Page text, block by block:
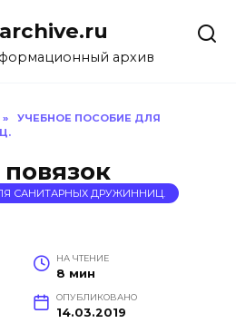
архив
»
УЧЕБНОЕ ПОСОБИЕ ДЛЯ
САНИТАРНЫХ ДРУЖИННИЦ.
НА ЧТЕНИЕ
8 мин
ОПУБЛИКОВАНО
14.03.2019